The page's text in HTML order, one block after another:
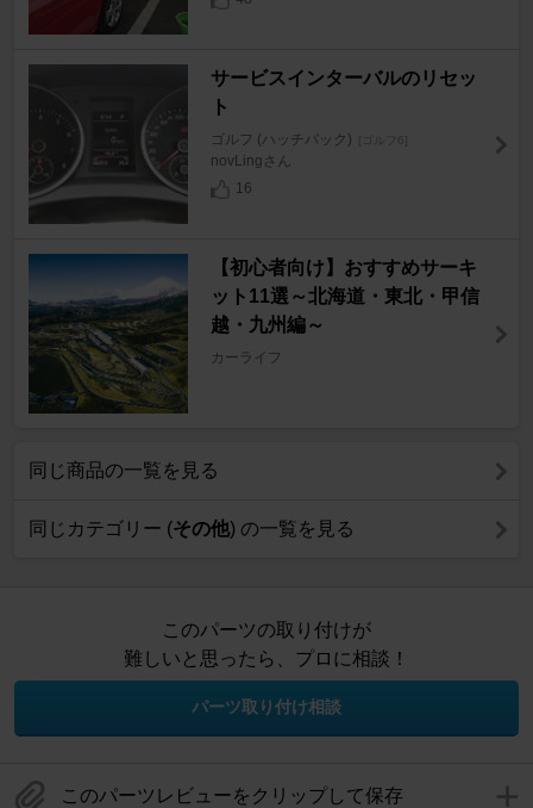
サービスインターバルのリセッ
ト
ゴルフ (ハッチバック) [ゴルフ6]
novLingさん
16
【初心者向け】おすすめサーキ
ット11選～北海道・東北・甲信
越・九州編～
カーライフ
同じ商品の一覧を見る
同じカテゴリー (その他) の一覧を見る
このパーツの取り付けが
難しいと思ったら、プロに相談！
パーツ取り付け相談
このパーツレビューをクリップして保存